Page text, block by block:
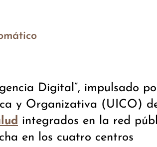
Digital”, impulsado
y Organizativa (UICO)
integrados en la red
en los cuatro centros